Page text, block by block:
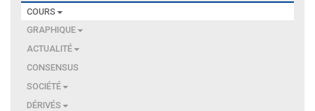
COURS
GRAPHIQUE
ACTUALITÉ
CONSENSUS
SOCIÉTÉ
DÉRIVÉS